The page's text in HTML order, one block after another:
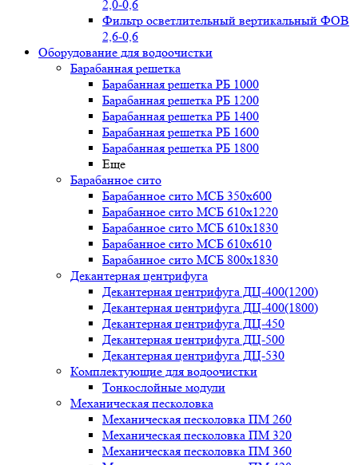
2,0-0,6
Фильтр осветлительный вертикальный ФОВ
2,6-0,6
Оборудование для водоочистки
Барабанная решетка
Барабанная решетка РБ 1000
Барабанная решетка РБ 1200
Барабанная решетка РБ 1400
Барабанная решетка РБ 1600
Барабанная решетка РБ 1800
Еще
Барабанное сито
Барабанное сито МСБ 350x600
Барабанное сито МСБ 610x1220
Барабанное сито МСБ 610x1830
Барабанное сито МСБ 610x610
Барабанное сито МСБ 800x1830
Декантерная центрифуга
Декантерная центрифуга ДЦ-400(1200)
Декантерная центрифуга ДЦ-400(1800)
Декантерная центрифуга ДЦ-450
Декантерная центрифуга ДЦ-500
Декантерная центрифуга ДЦ-530
Комплектующие для водоочистки
Тонкослойные модули
Механическая песколовка
Механическая песколовка ПM 260
Механическая песколовка ПM 320
Механическая песколовка ПM 360